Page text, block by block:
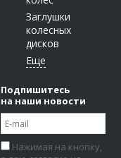
Заглушки
колесных
дисков
Подпишитесь
на наши новости
Нажимая на кнопку,